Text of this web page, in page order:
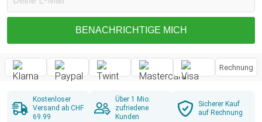
BENACHRICHTIGE MICH
Rechnung
Kostenloser
Versand ab CHF
69.99
Über 1 Mio.
zufriedene
Kunden
Sicherer Kauf
auf Rechnung